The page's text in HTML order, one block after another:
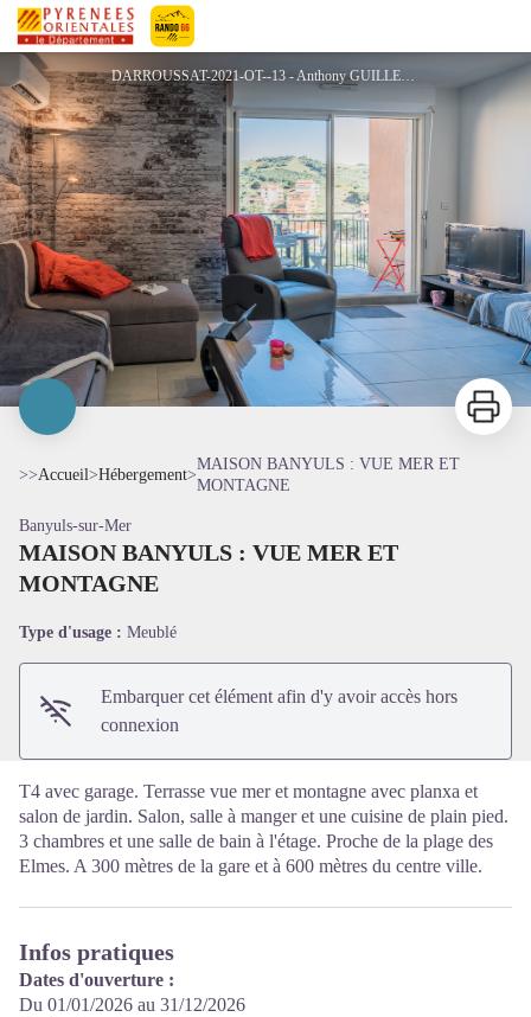
MAISON BANYULS : VUE MER ET MONTAGNE
DARROUSSAT-2021-OT--13 - Anthony GUILLEMER
Imprimer
>>Accueil>Hébergement>
MAISON BANYULS : VUE MER ET
MONTAGNE
Banyuls-sur-Mer
MAISON BANYULS : VUE MER ET
MONTAGNE
Type d'usage : Meublé
Embarquer cet élément afin d'y avoir accès hors
connexion
T4 avec garage. Terrasse vue mer et montagne avec planxa et
salon de jardin. Salon, salle à manger et une cuisine de plain pied.
3 chambres et une salle de bain à l'étage. Proche de la plage des
Elmes. A 300 mètres de la gare et à 600 mètres du centre ville.
Infos pratiques
Dates d'ouverture :
Du 01/01/2026 au 31/12/2026